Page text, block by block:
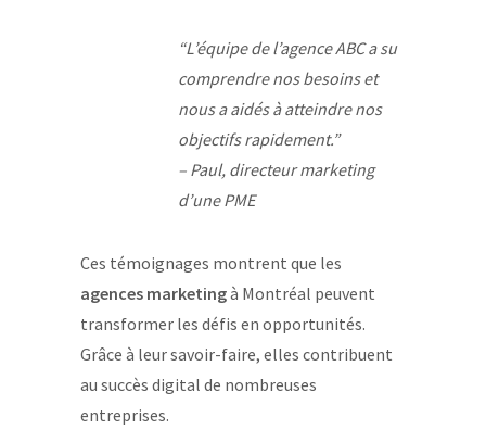
“L’équipe de l’agence ABC a su
comprendre nos besoins et
nous a aidés à atteindre nos
objectifs rapidement.”
– Paul, directeur marketing
d’une PME
Ces témoignages montrent que les
agences marketingà Montréal peuvent
transformer les défis en opportunités.
Grâce à leur savoir-faire, elles contribuent
au succès digital de nombreuses
entreprises.